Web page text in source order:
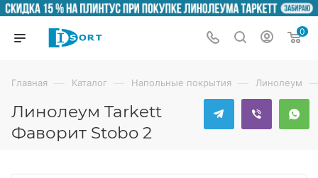
0
Главная — Каталог — Напольные покрытия — Линолеум
Линолеум Tarkett
Фаворит Stobo 2